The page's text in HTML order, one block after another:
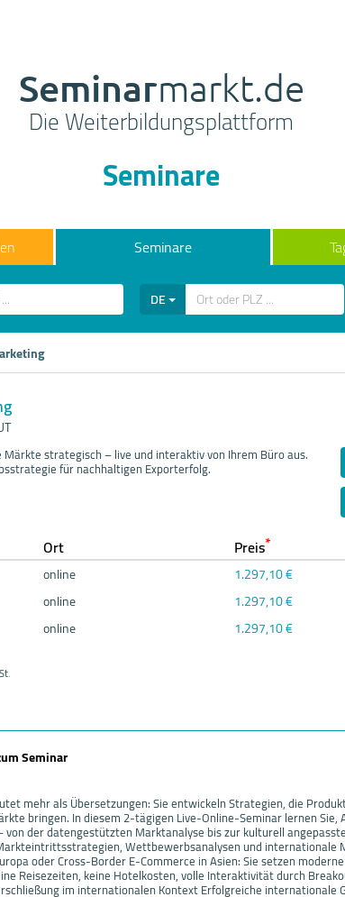
Seminarmarkt.de
Die Weiterbildungsplattform
Seminare
Seminare
DE
strategisch – live und interaktiv von Ihrem Büro aus.
für nachhaltigen Exporterfolg.
Ort Preis*
online
1.297,10 €
online
1.297,10 €
online
1.297,10 €
Seminar
mehr als Übersetzungen: Sie entwickeln Strategien, die
bringen. In diesem 2-tägigen Live-Online-Seminar lernen Sie,
der datengestützten Marktanalyse bis zur kulturell
Wettbewerbsanalysen und internationale
oder Cross-Border E-Commerce in Asien: Sie setzen
Reisezeiten, keine Hotelkosten, volle Interaktivität durch
im internationalen Kontext Erfolgreiche internationale